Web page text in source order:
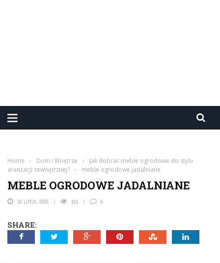
Home › Dom i Wnętrze ›
Jak dobrać meble ogrodowe do stylu
aranżacji zewnętrznej? › meble ogrodowe jadalniane
MEBLE OGRODOWE JADALNIANE
30 LIPCA, 2025 101 0
SHARE: